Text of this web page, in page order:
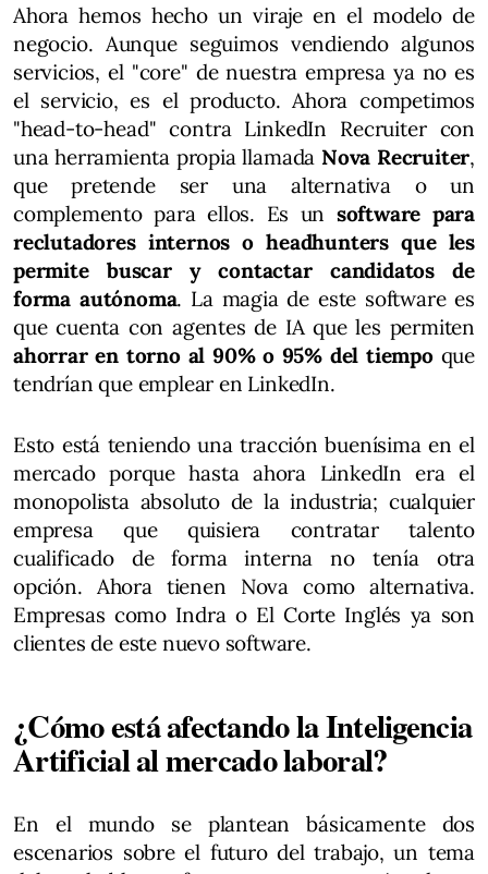
Ahora hemos hecho un viraje en el modelo de
negocio. Aunque seguimos vendiendo algunos
servicios, el "core" de nuestra empresa ya no es
el servicio, es el producto. Ahora competimos
"head-to-head" contra LinkedIn Recruiter con
una herramienta propia llamada Nova Recruiter,
que pretende ser una alternativa o un
complemento para ellos. Es un software para
reclutadores internos o headhunters que les
permite buscar y contactar candidatos de
forma autónoma. La magia de este software es
que cuenta con agentes de IA que les permiten
ahorrar en torno al 90% o 95% del tiempoque
tendrían que emplear en LinkedIn.
Esto está teniendo una tracción buenísima en el
mercado porque hasta ahora LinkedIn era el
monopolista absoluto de la industria; cualquier
empresa que quisiera contratar talento
cualificado de forma interna no tenía otra
opción. Ahora tienen Nova como alternativa.
Empresas como Indra o El Corte Inglés ya son
clientes de este nuevo software.
¿Cómo está afectando la Inteligencia
Artificial al mercado laboral?
En el mundo se plantean básicamente dos
escenarios sobre el futuro del trabajo, un tema